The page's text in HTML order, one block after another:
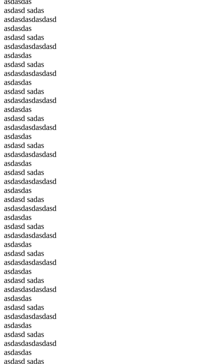
asdasd sadas
asdasdasdasdasd
asdasdas
asdasd sadas
asdasdasdasdasd
asdasdas
asdasd sadas
asdasdasdasdasd
asdasdas
asdasd sadas
asdasdasdasdasd
asdasdas
asdasd sadas
asdasdasdasdasd
asdasdas
asdasd sadas
asdasdasdasdasd
asdasdas
asdasd sadas
asdasdasdasdasd
asdasdas
asdasd sadas
asdasdasdasdasd
asdasdas
asdasd sadas
asdasdasdasdasd
asdasdas
asdasd sadas
asdasdasdasdasd
asdasdas
asdasd sadas
asdasdasdasdasd
asdasdas
asdasd sadas
asdasdasdasdasd
asdasdas
asdasd sadas
asdasdasdasdasd
asdasdas
asdasd sadas